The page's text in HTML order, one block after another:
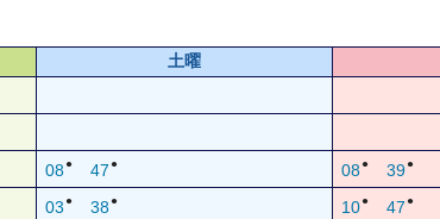
土曜
08● 47 ● 08● 39●
03 ● 38● 10● 47 ●